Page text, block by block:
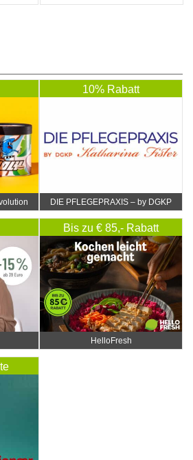
10% Rabatt
DIE PFLEGEPRAXIS – by DGKP
Katharina Fister
Bis zu € 85,- Rabatt
HelloFresh